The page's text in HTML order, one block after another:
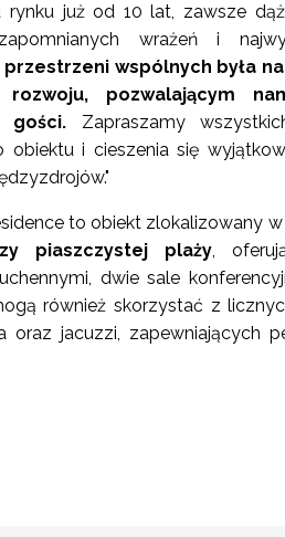
rynku już od 10 lat, zawsze
wrażeń i
przestrzeni wspólnych była
pozwalającym
gości. Zapraszamy
obiektu i cieszenia się
to obiekt zlokalizowany
piaszczystej plaży,
dwie sale
również skorzystać z
oraz jacuzzi, zapewniających